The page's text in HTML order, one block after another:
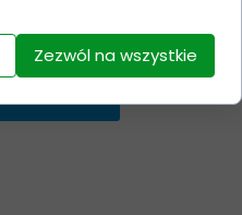
Zezwól na wszystkie